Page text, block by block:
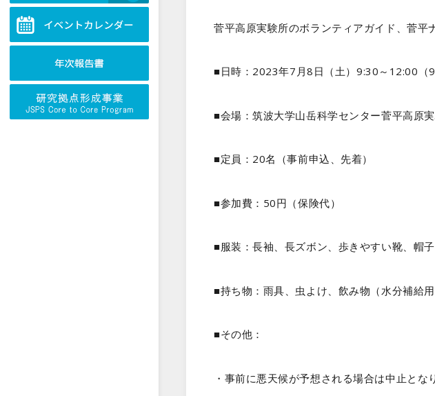
菅平高原実験所のボランティアガイド、菅平
■日時：2023年7月8日（土）9:30～12:00（
■会場：筑波大学山岳科学センター菅平高原
■定員：20名（事前申込、先着）
■参加費：50円（保険代）
■服装：長袖、長ズボン、歩きやすい靴、帽子
■持ち物：雨具、虫よけ、飲み物（水分補給用
■その他：
・事前に悪天候が予想される場合は中止とな